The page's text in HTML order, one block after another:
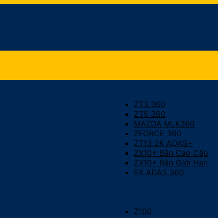
ZT3 360
ZT5 360
MAZDA MLK360
ZFORCE 360
ZT13 2K ADAS+
ZX10+ Bản Cao Cấp
ZX10+ Bản Giới Hạn
EX ADAS 360
Z100